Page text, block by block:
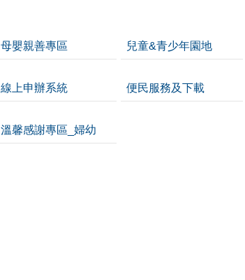
母嬰親善專區 兒童&青少年園地
線上申辦系統 便民服務及下載
溫馨感謝專區_婦幼